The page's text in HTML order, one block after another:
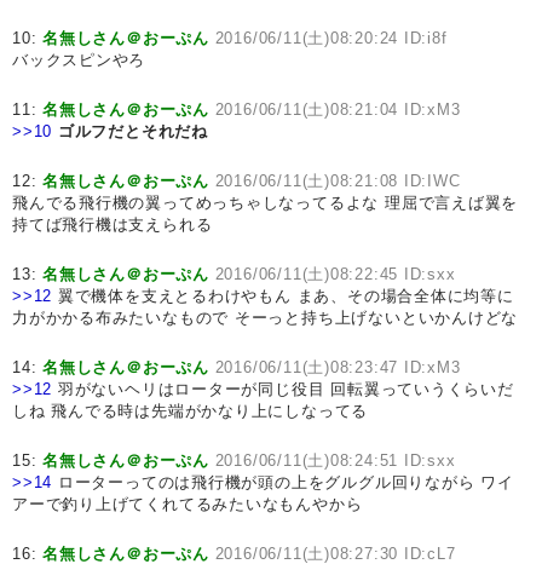
10:名無しさん＠おーぷん 2016/06/11(土)08:20:24 ID:i8f
バックスピンやろ
11:名無しさん＠おーぷん 2016/06/11(土)08:21:04 ID:xM3
>>10 ゴルフだとそれだね
12:名無しさん＠おーぷん 2016/06/11(土)08:21:08 ID:IWC
飛んでる飛行機の翼ってめっちゃしなってるよな 理屈で言えば翼を
持てば飛行機は支えられる
13:名無しさん＠おーぷん 2016/06/11(土)08:22:45 ID:sxx
>>12 翼で機体を支えとるわけやもん まあ、その場合全体に均等に
力がかかる布みたいなもので そーっと持ち上げないといかんけどな
14:名無しさん＠おーぷん 2016/06/11(土)08:23:47 ID:xM3
>>12 羽がないヘリはローターが同じ役目 回転翼っていうくらいだ
しね 飛んでる時は先端がかなり上にしなってる
15:名無しさん＠おーぷん 2016/06/11(土)08:24:51 ID:sxx
>>14 ローターってのは飛行機が頭の上をグルグル回りながら ワイ
アーで釣り上げてくれてるみたいなもんやから
16:名無しさん＠おーぷん 2016/06/11(土)08:27:30 ID:cL7